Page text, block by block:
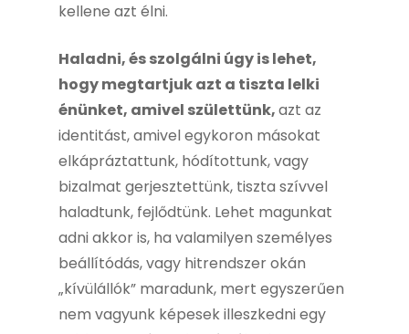
kellene azt élni.
Haladni, és szolgálni úgy is lehet,
hogy megtartjuk azt a tiszta lelki
énünket, amivel születtünk,azt az
identitást, amivel egykoron másokat
elkápráztattunk, hódítottunk, vagy
bizalmat gerjesztettünk, tiszta szívvel
haladtunk, fejlődtünk. Lehet magunkat
adni akkor is, ha valamilyen személyes
beállítódás, vagy hitrendszer okán
„kívülállók” maradunk, mert egyszerűen
nem vagyunk képesek illeszkedni egy